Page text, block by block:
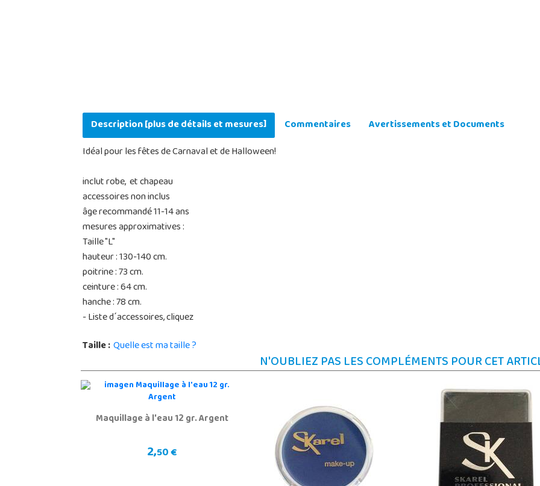
Description [plus de détails et mesures] Commentaires
Avertissements et Documents
Idéal pour les fêtes de Carnaval et de Halloween!
inclut robe, et chapeau
accessoires non inclus
âge recommandé 11-14 ans
mesures approximatives :
Taille "L"
hauteur : 130-140 cm.
poitrine : 73 cm.
ceinture : 64 cm.
hanche : 78 cm.
- Liste d´accessoires, cliquez
Taille :Quelle est ma taille ?
N'OUBLIEZ PAS LES COMPLÉMENTS POUR CET
Maquillage à l'eau 12 gr. Argent
2,50 €